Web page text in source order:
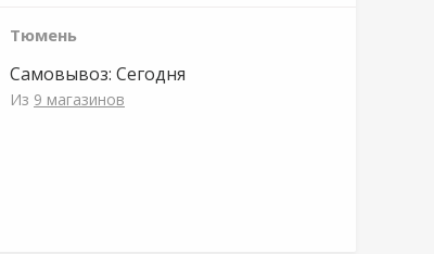
Тюмень
Самовывоз: Сегодня
Из 9 магазинов